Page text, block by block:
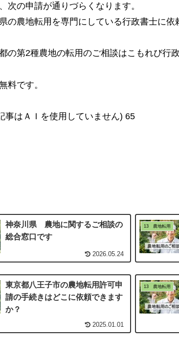
次の申請が通りづらくなります。
の農地転用を専門にしている行政書士に依
の第2種農地の転用のご相談はこもれび行
料です。
事はＡＩを使用していません) 65
神奈川県 農地に関するご相談の
総合窓口です
2026.05.24
13 農地転用
東京都八王子市の農地転用許可申
請の手続きはどこに依頼できます
か？
2025.01.01
13 農地転用